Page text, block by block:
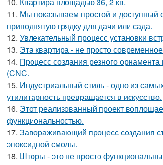
11. Мы показываем простой и
приподнятую грядку для дачи или сада.
12. Увлекательный процесс установки
13. Эта квартира - не просто
14. Процесс создания резного
(CNC.
15. Индустриальный стиль - одно из
утилитарность превращается в искусство.
16. Этот реализованный проект
функциональностью.
17. Завораживающий процесс создания
эпоксидной смолы.
18. Шторы - это не просто